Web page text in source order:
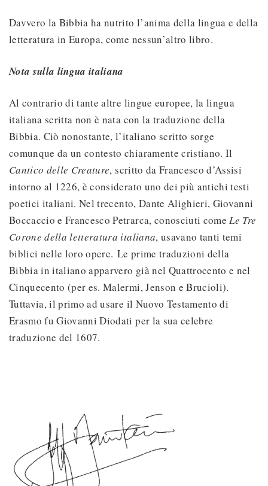
Davvero la Bibbia ha nutrito l’anima della lingua e della
letteratura in Europa, come nessun’altro libro.
Nota sulla lingua italiana
Al contrario di tante altre lingue europee, la lingua
italiana scritta non è nata con la traduzione della
Bibbia. Ciò nonostante, l’italiano scritto sorge
comunque da un contesto chiaramente cristiano. Il
Cantico delle Creature, scritto da Francesco d’Assisi
intorno al 1226, è considerato uno dei più antichi testi
poetici italiani. Nel trecento, Dante Alighieri, Giovanni
Boccaccio e Francesco Petrarca, conosciuti comeLe Tre
Corone della letteratura italiana, usavano tanti temi
biblici nelle loro opere. Le prime traduzioni della
Bibbia in italiano apparvero già nel Quattrocento e nel
Cinquecento (per es. Malermi, Jenson e Brucioli).
Tuttavia, il primo ad usare il Nuovo Testamento di
Erasmo fu Giovanni Diodati per la sua celebre
traduzione del 1607.